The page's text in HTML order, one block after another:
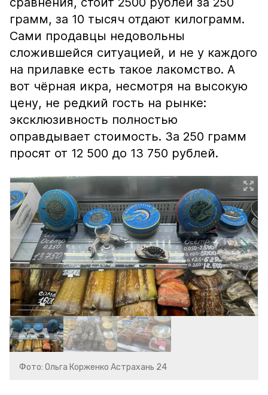
грамм, за 10 тысяч отдают килограмм.
Сами продавцы недовольны
сложившейся ситуацией, и не у каждого
на прилавке есть такое лакомство. А
вот чёрная икра, несмотря на высокую
цену, не редкий гость на рынке:
эксклюзивность полностью
оправдывает стоимость. За 250 грамм
просят от 12 500 до 13 750 рублей.
Фото: Ольга Корженко Астрахань 24